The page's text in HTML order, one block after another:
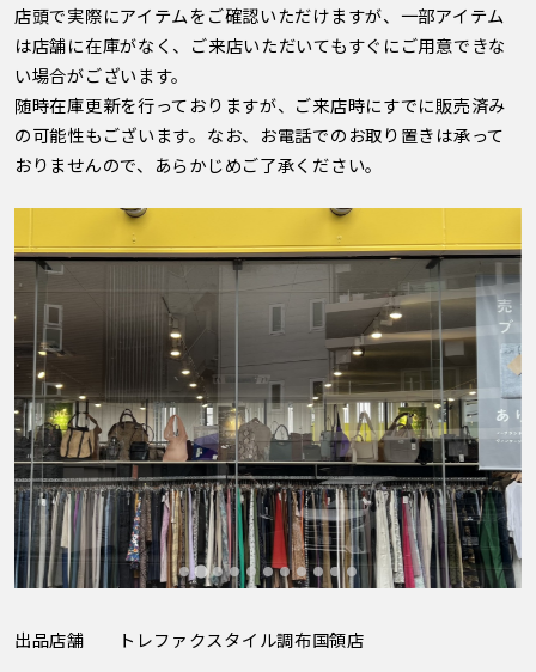
店頭で実際にアイテムをご確認いただけますが、一部アイテム
は店舗に在庫がなく、ご来店いただいてもすぐにご用意できな
い場合がございます。
随時在庫更新を行っておりますが、ご来店時にすでに販売済み
の可能性もございます。なお、お電話でのお取り置きは承って
おりませんので、あらかじめご了承ください。
出品店舗
トレファクスタイル調布国領店